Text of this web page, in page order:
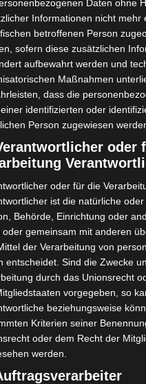
mit Hockeyschläger über A7 –
stirbt bei Bagger-Unfall auf
bei McDonald’s-Umbau in
Abschaltung von „Archetyp
und Region
und Ortsteile
Daten ohne
Informationen nicht mehr
betroffenen Person
sofern diese zusätzlichen
aufbewahrt werden und
Maßnahmen
dass die
identifizierten oder
Person zugewiesen
oder
oder für die
ist die natürliche
Behörde, Einrichtung oder
oder gemeinsam mit anderen
der Verarbeitung von
entscheidet. Sind die Zwecke
durch das Unionsrecht
vorgegeben, so
beziehungsweise
Kriterien seiner
oder dem Recht der
werden.